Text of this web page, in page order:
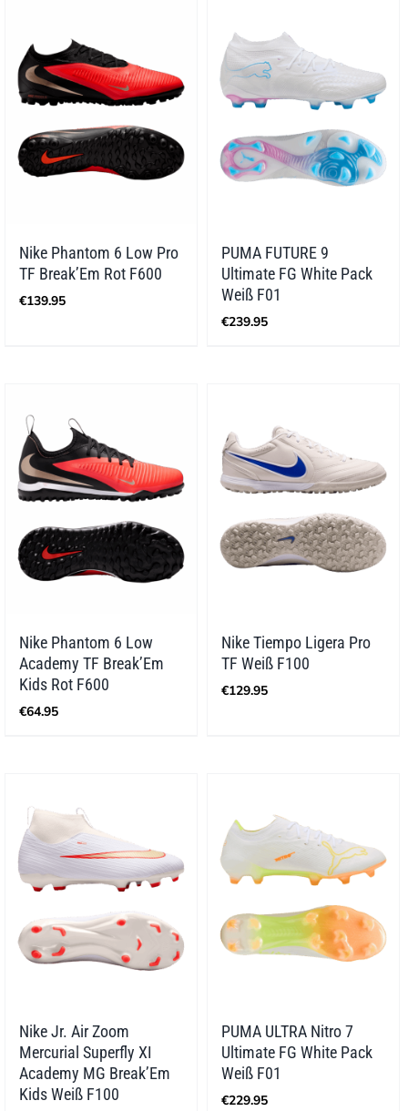
Nike Phantom 6 Low Pro
TF Break’Em Rot F600
€139.95
PUMA FUTURE 9
Ultimate FG White Pack
Weiß F01
€239.95
Nike Phantom 6 Low
Academy TF Break’Em
Kids Rot F600
€64.95
Nike Tiempo Ligera Pro
TF Weiß F100
€129.95
Nike Jr. Air Zoom
Mercurial Superfly XI
Academy MG Break’Em
Kids Weiß F100
PUMA ULTRA Nitro 7
Ultimate FG White Pack
Weiß F01
€229.95